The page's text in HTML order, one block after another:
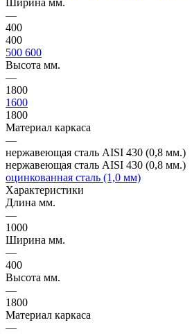
—
400
400
500 600
Высота мм.
—
1800
1600
1800
Материал каркаса
—
нержавеющая сталь AISI 430 (0,8 мм.)
нержавеющая сталь AISI 430 (0,8 мм.)
оцинкованная сталь (1,0 мм)
Характеристики
Длина мм.
—
1000
Ширина мм.
—
400
Высота мм.
—
1800
Материал каркаса
—